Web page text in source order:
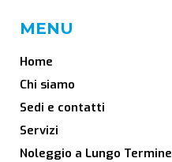
MENU
Home
Chi siamo
Sedi e contatti
Servizi
Noleggio a Lungo Termine